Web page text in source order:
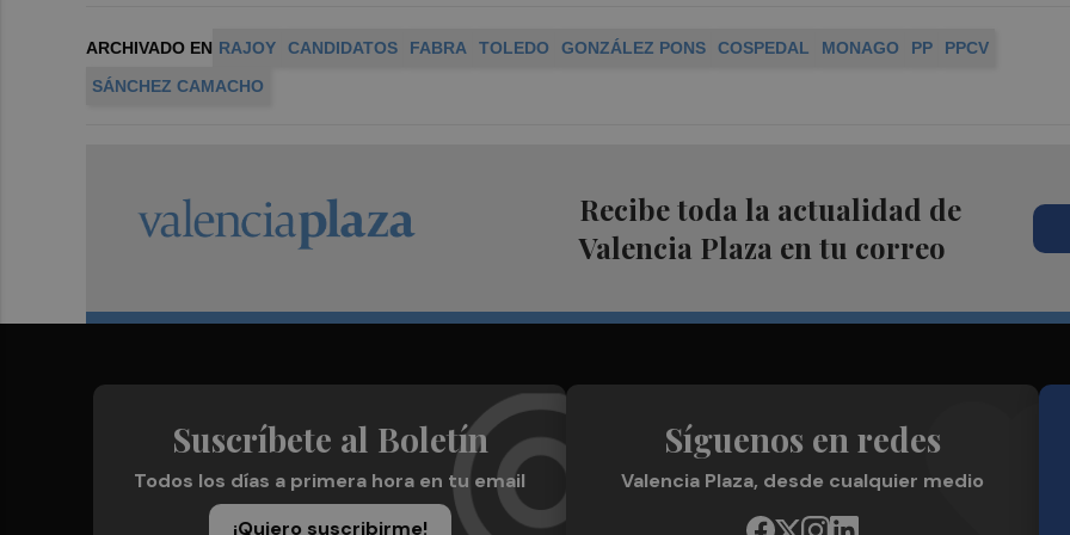
ARCHIVADO EN RAJOY CANDIDATOS FABRA TOLEDO GONZÁLEZ PONS COSPEDAL MONAGO PP
PPCV
SÁNCHEZ CAMACHO
Recibe toda la actualidad de
Valencia Plaza en tu correo
Suscríbete al Boletín
Todos los días a primera hora en tu email
¡Quiero suscribirme!
Síguenos en redes
Valencia Plaza, desde cualquier medio